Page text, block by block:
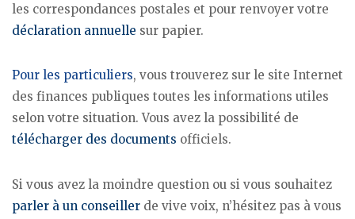
les correspondances postales et pour renvoyer votre
déclaration annuelle sur papier.
Pour les particuliers, vous trouverez sur le site Internet
des finances publiques toutes les informations utiles
selon votre situation. Vous avez la possibilité de
télécharger des documents officiels.
Si vous avez la moindre question ou si vous souhaitez
parler à un conseiller de vive voix, n’hésitez pas à vous